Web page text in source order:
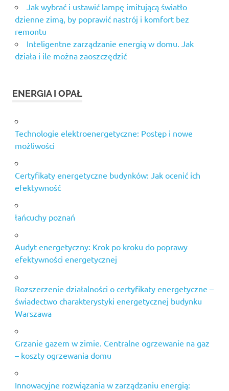
Jak wybrać i ustawić lampę imitującą światło
dzienne zimą, by poprawić nastrój i komfort bez
remontu
Inteligentne zarządzanie energią w domu. Jak
działa i ile można zaoszczędzić
ENERGIA I OPAŁ
Technologie elektroenergetyczne: Postęp i nowe
możliwości
Certyfikaty energetyczne budynków: Jak ocenić ich
efektywność
łańcuchy poznań
Audyt energetyczny: Krok po kroku do poprawy
efektywności energetycznej
Rozszerzenie działalności o certyfikaty energetyczne –
świadectwo charakterystyki energetycznej budynku
Warszawa
Grzanie gazem w zimie. Centralne ogrzewanie na gaz
– koszty ogrzewania domu
Innowacyjne rozwiązania w zarządzaniu energią: